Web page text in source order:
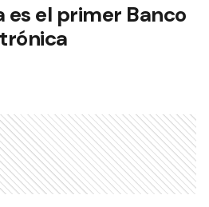
es el primer Banco